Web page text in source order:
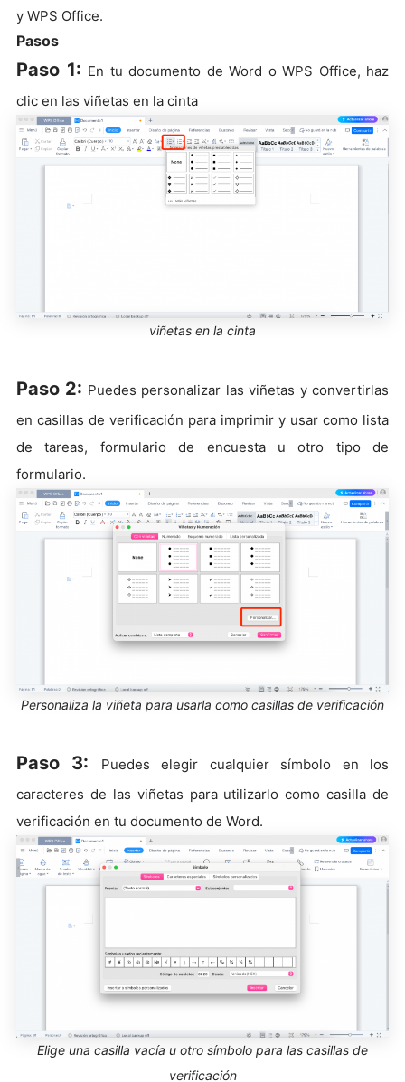
y WPS Office.
Pasos
Paso 1: En tu documento de Word o WPS Office, haz
clic en las viñetas en la cinta
viñetas en la cinta
Paso 2: Puedes personalizar las viñetas y convertirlas
en casillas de verificación para imprimir y usar como lista
de tareas, formulario de encuesta u otro tipo de
formulario.
Personaliza la viñeta para usarla como casillas de verificación
Paso 3:
Puedes elegir cualquier símbolo en los
caracteres de las viñetas para utilizarlo como casilla de
verificación en tu documento de Word.
Elige una casilla vacía u otro símbolo para las casillas de
verificación